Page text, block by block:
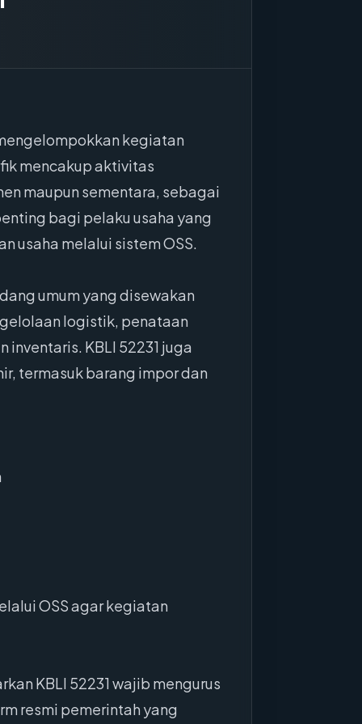
kegiatan
mencakup aktivitas
maupun sementara, sebagai
bagi pelaku usaha yang
usaha melalui sistem OSS.
umum yang disewakan
logistik, penataan
KBLI 52231 juga
termasuk barang impor dan
OSS agar kegiatan
KBLI 52231 wajib mengurus
resmi pemerintah yang